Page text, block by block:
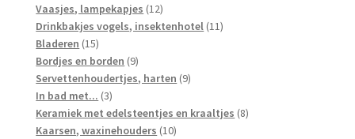
producten
Vaasjes, lampekapjes 1212
producten
Drinkbakjes vogels, insektenhotel 1111
Bladeren 1515
producten
Bordjes en borden 99
producten
Servettenhoudertjes, harten 99
In bad met... 33
producten
Keramiek met edelsteentjes en kraaltjes 88
Kaarsen, waxinehouders 1010